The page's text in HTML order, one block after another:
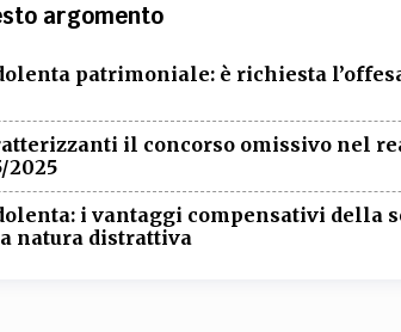
argomento
patrimoniale: è richiesta
il concorso omissivo nel
2025
i vantaggi compensativi della
natura distrattiva